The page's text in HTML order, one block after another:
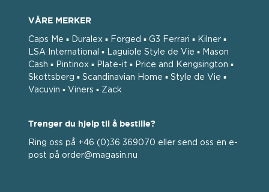
VÅRE MERKER
Caps Me ▪ Duralex ▪ Forged ▪ G3 Ferrari ▪ Kilner ▪
LSA International ▪ Laguiole Style de Vie ▪ Mason
Cash ▪ Pintinox ▪ Plate-it ▪ Price and Kengsington ▪
Skottsberg ▪ Scandinavian Home ▪ Style de Vie ▪
Vacuvin ▪ Viners ▪ Zack
Trenger du hjelp til å bestille?
Ring oss på +46 (0)36 369070 eller send oss ​​en e-
post på order@magasin.nu